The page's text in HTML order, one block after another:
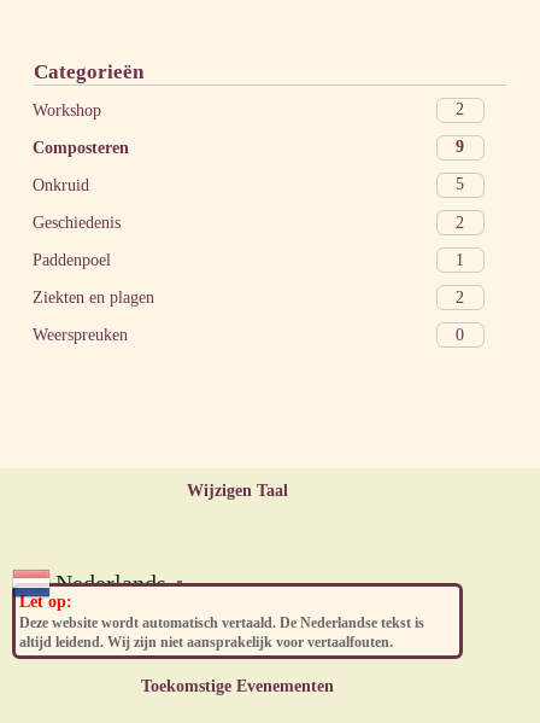
Categorieën
Workshop 2
Composteren 9
Onkruid 5
Geschiedenis 2
Paddenpoel 1
Ziekten en plagen 2
Weerspreuken 0
Wijzigen Taal
Nederlands ▼
Let op:
Deze website wordt automatisch vertaald. De Nederlandse tekst is
altijd leidend. Wij zijn niet aansprakelijk voor vertaalfouten.
Toekomstige Evenementen